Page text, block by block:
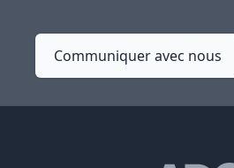
Communiquer avec nous